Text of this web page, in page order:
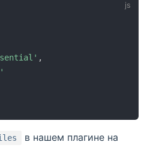
,
в нашем плагине на